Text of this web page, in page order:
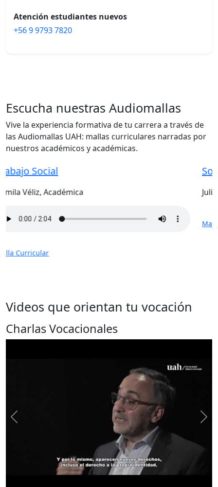
Atención estudiantes nuevos
+56 9 9793 7820
Escucha nuestras Audiomallas
Vive la experiencia formativa de tu carrera a través de
las Audiomallas UAH: mallas curriculares narradas por
nuestros académicos y académicas.
Sociología
Julieta Palma, Académica
Malla Curricular
Charlas Vocacionales